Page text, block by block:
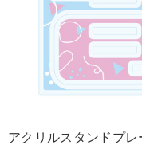
アクリルスタンドプレ